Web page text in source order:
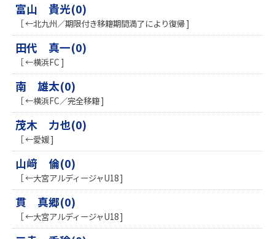
富山 貴光(0)
［ ←北九州／期限付き移籍期間満了により復帰 ]
田代 真一(0)
［ ←横浜FC ]
南 雄太(0)
［ ←横浜FC／完全移籍 ]
茂木 力也(0)
［ ←愛媛 ]
山﨑 倫(0)
［ ←大宮アルディージャU18 ]
貫 真郷(0)
［ ←大宮アルディージャU18 ]